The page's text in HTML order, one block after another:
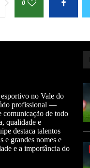
0
no Vale do
profissional —
de todo
qualidade e
destaca talentos
e grandes nomes e
e a importância do